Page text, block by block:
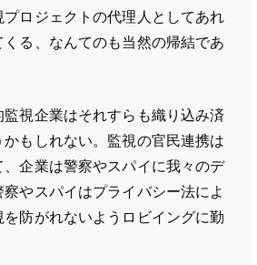
ロジェクトの代理人としてあれ
る、なんてのも当然の帰結であ
視企業はそれすらも織り込み済
もしれない。監視の官民連携は
企業は警察やスパイに我々のデ
やスパイはプライバシー法によ
防がれないようロビイングに勤